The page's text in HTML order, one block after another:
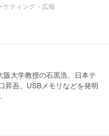
ケティング・広報
大学教授の石黒浩、日本テ
昇吾、USBメモリなどを発明